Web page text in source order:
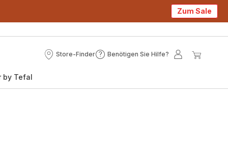
Zum Sale
Store-Finder
Store-
Benötigen Sie Hilfe?
Benötigen
Mein
by Tefal